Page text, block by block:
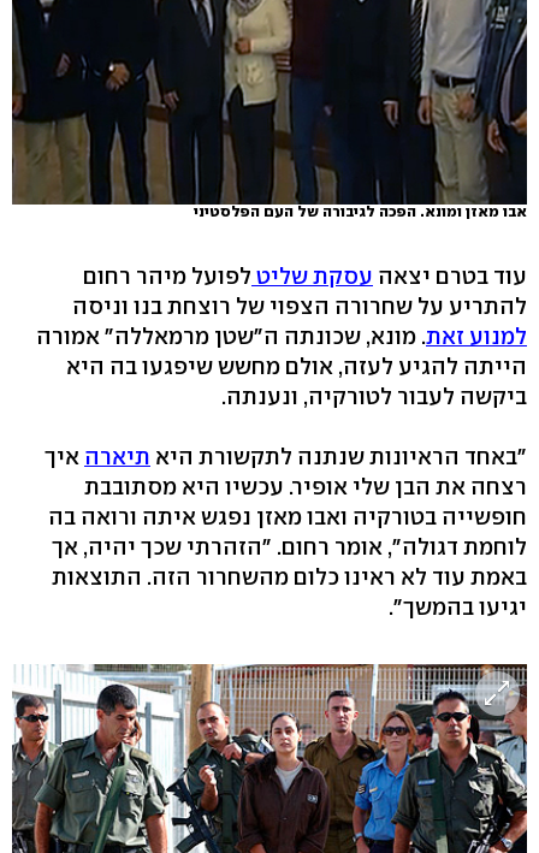
אבו מאזן ומונא. הפכה לגיבורה של העם הפלסטיני
עוד בטרם יצאה עסקת שליט לפועל מיהר רחום
להתריע על שחרורה הצפוי של רוצחת בנו וניסה
למנוע זאת. מונא, שכונתה ה"שטן מרמאללה" אמורה
הייתה להגיע לעזה, אולם מחשש שיפגעו בה היא
ביקשה לעבור לטורקיה, ונענתה.
"באחד הראיונות שנתנה לתקשורת היא תיארה איך
רצחה את הבן שלי אופיר. עכשיו היא מסתובבת
חופשייה בטורקיה ואבו מאזן נפגש איתה ורואה בה
לוחמת דגולה", אומר רחום. "הזהרתי שכך יהיה, אך
באמת עוד לא ראינו כלום מהשחרור הזה. התוצאות
יגיעו בהמשך".